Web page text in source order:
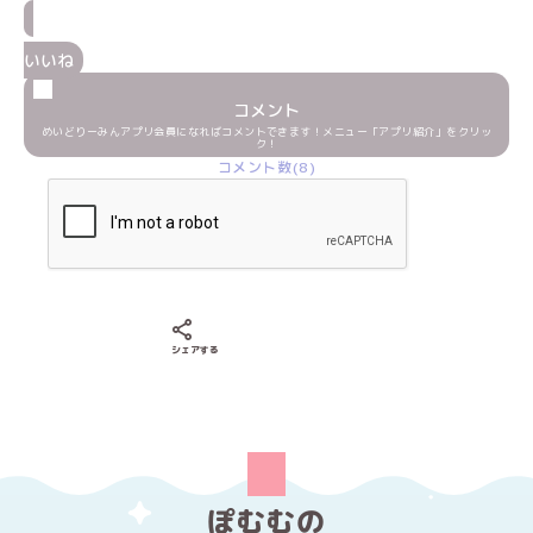
いいね
コメント
めいどりーみんアプリ会員になればコメントできます！メニュー「アプリ紹介」をクリッ
ク！
コメント数(8)
シェアする
ぽむむの